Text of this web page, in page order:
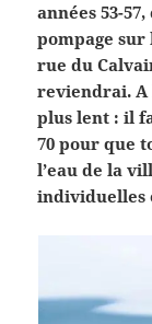
années 53-
pompage sur
rue du
reviendrai. A
plus lent : il
70 pour que
l’eau de la
individuelles